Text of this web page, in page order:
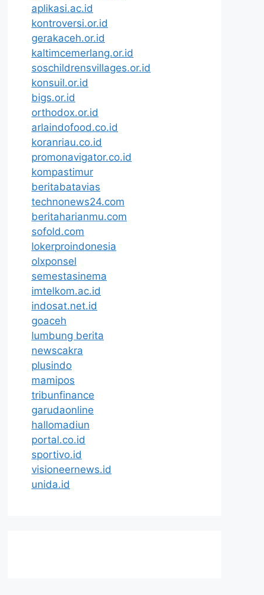
aplikasi.ac.id
kontroversi.or.id
gerakaceh.or.id
kaltimcemerlang.or.id
soschildrensvillages.or.id
konsuil.or.id
bigs.or.id
orthodox.or.id
arlaindofood.co.id
koranriau.co.id
promonavigator.co.id
kompastimur
beritabatavias
technonews24.com
beritaharianmu.com
sofold.com
lokerproindonesia
olxponsel
semestasinema
imtelkom.ac.id
indosat.net.id
goaceh
lumbung berita
newscakra
plusindo
mamipos
tribunfinance
garudaonline
hallomadiun
portal.co.id
sportivo.id
visioneernews.id
unida.id